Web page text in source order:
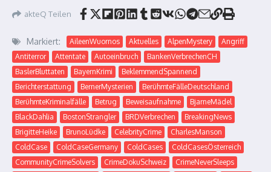
akteQ Teilen
Markiert: AileenWuornos Aktuelles AlpenMystery
Angriff
Antiterror
Attentate Autoeinbruch
BankenVerbrechenCH
BaslerBluttaten
BayernKrimi
BeklemmendSpannend
Berichterstattung
BernerMysterien
BerühmteFälleDeutschland
BerühmteKriminalfälle
Betrug Beweisaufnahme
BjarneMädel
BlackDahlia
BostonStrangler BRDVerbrechen
BreakingNews
BrigitteHeike
BrunoLüdke CelebrityCrime
CharlesManson
ColdCase
ColdCaseGermany ColdCases
ColdCasesÖsterreich
CommunityCrimeSolvers
CrimeDokuSchweiz
CrimeNeverSleeps